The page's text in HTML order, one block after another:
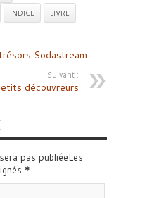
INDICE LIVRE
Sodastream
Suivant :
découvreurs
pas publiéeLes
*